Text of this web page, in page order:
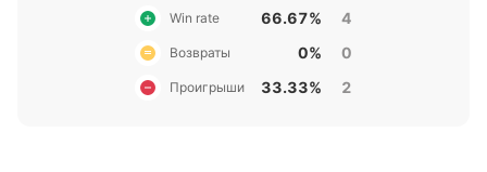
Win rate 66.67% 4
Возвраты 0% 0
Проигрыши 33.33% 2